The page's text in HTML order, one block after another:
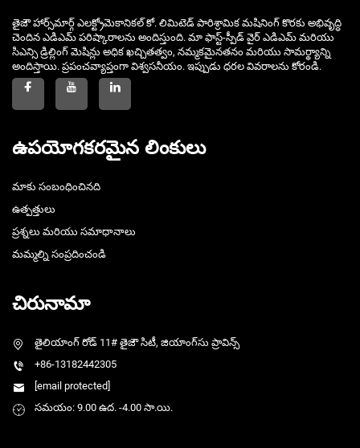
తైజౌ హార్స్‌మార్గ్ ఎలక్ట్రోమెకానికల్ కో. లిమిటెడ్ పారిశ్రామిక మషినింగ్ కొరకు అభివృద్ధి
చెందిన ఎడిఎమ్ పరిష్కారాలను అందిస్తుంది. మా ఫాస్ట్-స్పీడ్ వైర్ ఎడిఎమ్ మరియు
సిఎన్సి డ్రిల్లింగ్ మెషిన్లు అధిక ఖచ్చితత్వం, నమ్మకమైనతనం మరియు సామర్థ్యాన్ని
అందిస్తాయి. ప్రపంచవ్యాప్తంగా విశ్వసనీయం. ఇప్పుడు ధరల వివరాలను కోరండి.
ఉపయోగకరమైన లింకులు
మాకు సంబంధించినది
ఉత్పత్తులు
ప్రశ్నలు మరియు సమాధానాలు
మమ్మల్ని సంప్రదించండి
చిరునామా
తైలియాంగ్ రోడ్ 11# తైజౌ సిటీ, జియాంగ్‌సు ప్రావిన్స్
+86-13182442305
[email protected]
సమయం: 9.00 ఉద. -4.00 సా.యి.